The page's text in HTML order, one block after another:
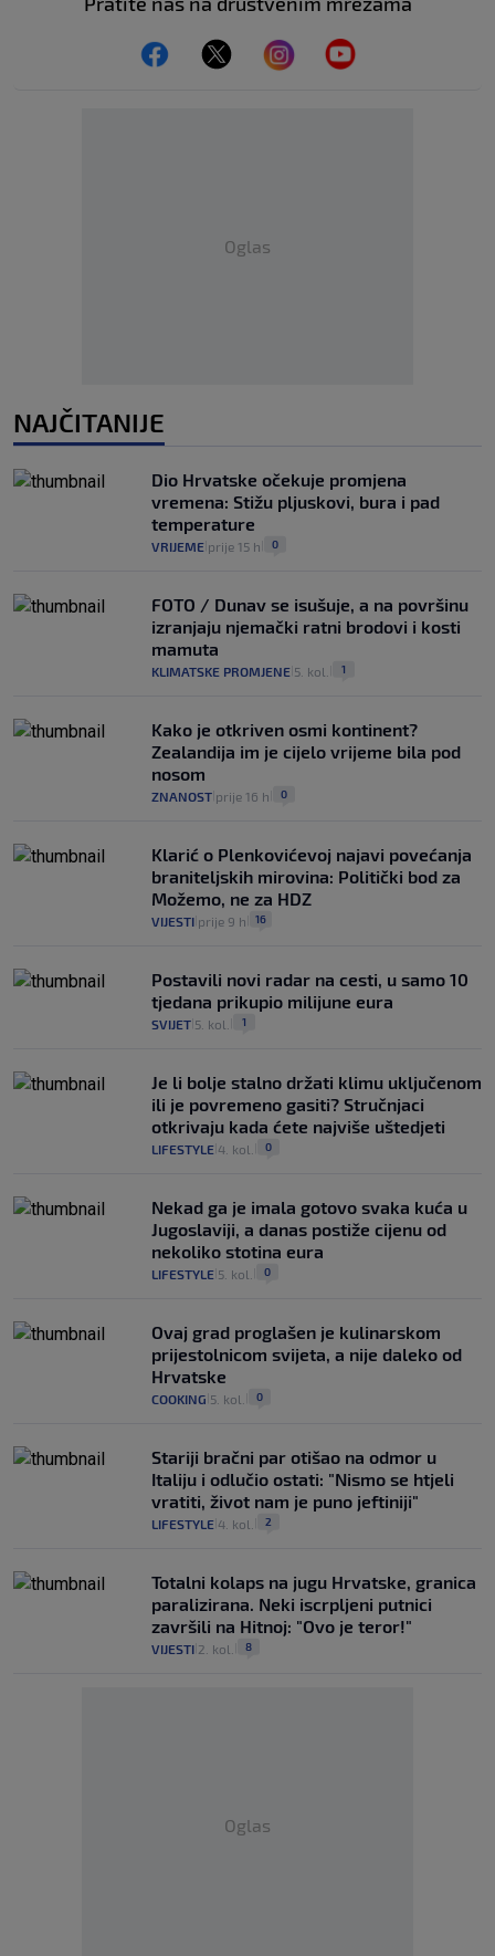
Oglas
NAJČITANIJE
Dio Hrvatske očekuje promjena
vremena: Stižu pljuskovi, bura i pad
temperature
VRIJEME prije 15 h 0
FOTO / Dunav se isušuje, a na površinu
izranjaju njemački ratni brodovi i kosti
mamuta
KLIMATSKE PROMJENE 5. kol. 1
Kako je otkriven osmi kontinent?
Zealandija im je cijelo vrijeme bila pod
nosom
ZNANOST prije 16 h 0
Klarić o Plenkovićevoj najavi povećanja
braniteljskih mirovina: Politički bod za
Možemo, ne za HDZ
VIJESTI prije 9 h 16
Postavili novi radar na cesti, u samo 10
tjedana prikupio milijune eura
SVIJET 5. kol. 1
Je li bolje stalno držati klimu uključenom
ili je povremeno gasiti? Stručnjaci
otkrivaju kada ćete najviše uštedjeti
LIFESTYLE 4. kol. 0
Nekad ga je imala gotovo svaka kuća u
Jugoslaviji, a danas postiže cijenu od
nekoliko stotina eura
LIFESTYLE 5. kol. 0
Ovaj grad proglašen je kulinarskom
prijestolnicom svijeta, a nije daleko od
Hrvatske
COOKING 5. kol. 0
Stariji bračni par otišao na odmor u
Italiju i odlučio ostati: "Nismo se htjeli
vratiti, život nam je puno jeftiniji"
LIFESTYLE 4. kol. 2
Totalni kolaps na jugu Hrvatske, granica
paralizirana. Neki iscrpljeni putnici
završili na Hitnoj: "Ovo je teror!"
VIJESTI 2. kol. 8
Oglas